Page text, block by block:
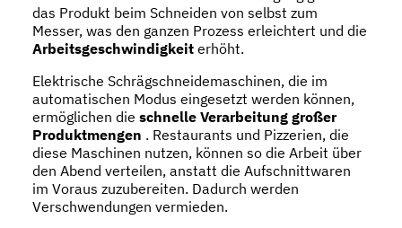
das Produkt beim Schneiden von selbst zum
Messer, was den ganzen Prozess erleichtert und die
Arbeitsgeschwindigkeit erhöht.
Elektrische Schrägschneidemaschinen, die im
automatischen Modus eingesetzt werden können,
ermöglichen die schnelle Verarbeitung großer
Produktmengen . Restaurants und Pizzerien, die
diese Maschinen nutzen, können so die Arbeit über
den Abend verteilen, anstatt die Aufschnittwaren
im Voraus zuzubereiten. Dadurch werden
Verschwendungen vermieden.